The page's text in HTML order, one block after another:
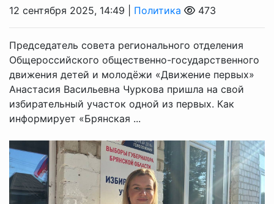
12 сентября 2025, 14:49 | Политика 473
Председатель совета регионального отделения
Общероссийского общественно-государственного
движения детей и молодёжи «Движение первых»
Анастасия Васильевна Чуркова пришла на свой
избирательный участок одной из первых. Как
информирует «Брянская ...